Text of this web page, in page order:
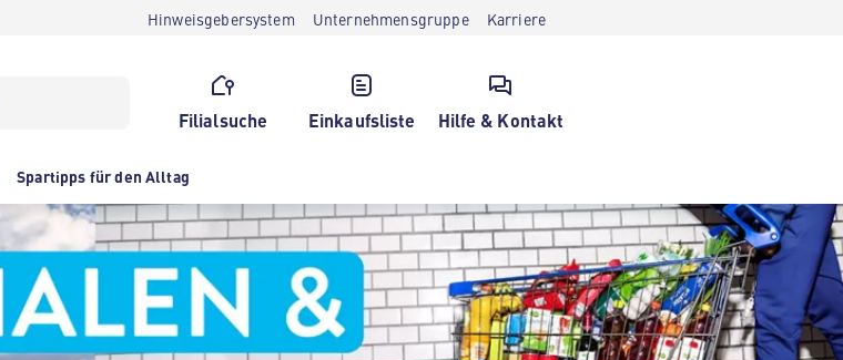
Hinweisgebersystem Unternehmensgruppe Karriere
Filialsuche Einkaufsliste Hilfe & Kontakt
Spartipps für den Alltag